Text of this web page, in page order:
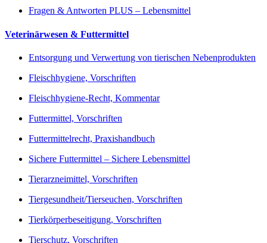
Fragen & Antworten PLUS – Lebensmittel
Veterinärwesen & Futtermittel
Entsorgung und Verwertung von tierischen Nebenprodukten
Fleischhygiene, Vorschriften
Fleischhygiene-Recht, Kommentar
Futtermittel, Vorschriften
Futtermittelrecht, Praxishandbuch
Sichere Futtermittel – Sichere Lebensmittel
Tierarzneimittel, Vorschriften
Tiergesundheit/Tierseuchen, Vorschriften
Tierkörperbeseitigung, Vorschriften
Tierschutz, Vorschriften